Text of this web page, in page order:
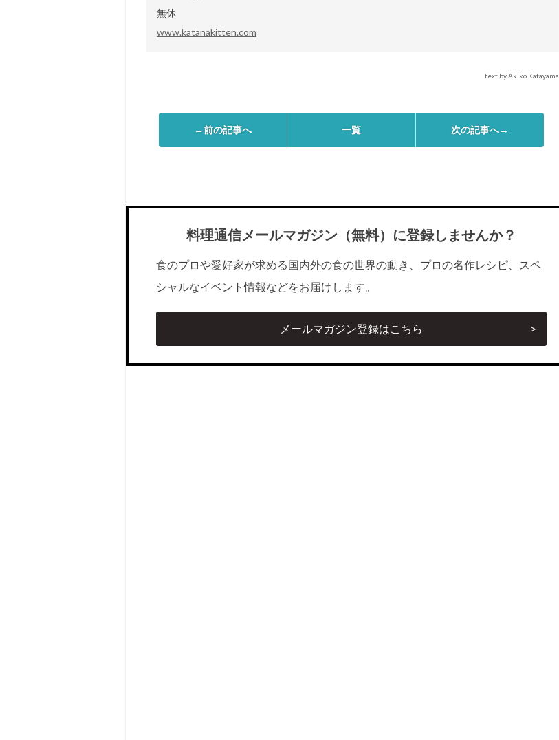
無休
www.katanakitten.com
text by Akiko Katayama
←前の記事へ 一覧 次の記事へ→
料理通信メールマガジン（無料）に登録しませんか？
食のプロや愛好家が求める国内外の食の世界の動き、プロの名作レシピ、スペ
シャルなイベント情報などをお届けします。
メールマガジン登録はこちら